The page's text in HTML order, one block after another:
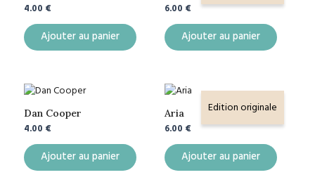
4.00 €
Ajouter au panier
6.00 €
Ajouter au panier
Dan Cooper
4.00 €
Ajouter au panier
Edition originale
Aria
6.00 €
Ajouter au panier